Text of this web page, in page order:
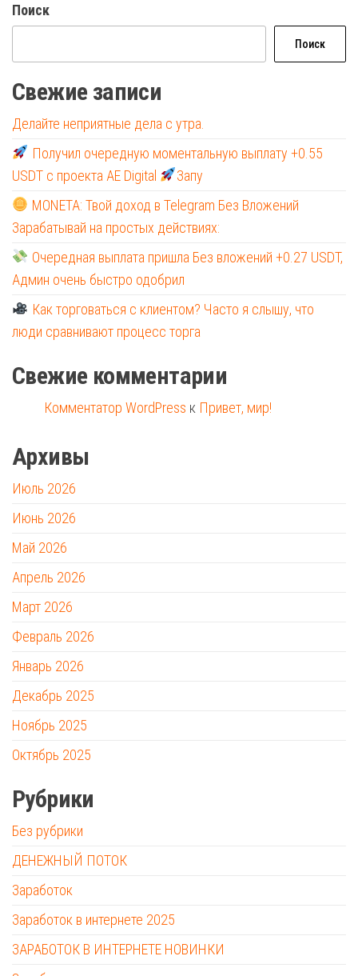
Поиск
Поиск
Свежие записи
Делайте неприятные дела с утра.
Получил очередную моментальную выплату +0.55
USDT с проекта AE Digital
Запу
MONETA: Твой доход в Telegram Без Вложений
Зарабатывай на простых действиях:
Очередная выплата пришла Без вложений +0.27 USDT,
Админ очень быстро одобрил
Как торговаться с клиентом? Часто я слышу, что
люди сравнивают процесс торга
Свежие комментарии
Комментатор WordPress к Привет, мир!
Архивы
Июль 2026
Июнь 2026
Май 2026
Апрель 2026
Март 2026
Февраль 2026
Январь 2026
Декабрь 2025
Ноябрь 2025
Октябрь 2025
Рубрики
Без рубрики
ДЕНЕЖНЫЙ ПОТОК
Заработок
Заработок в интернете 2025
ЗАРАБОТОК В ИНТЕРНЕТЕ НОВИНКИ